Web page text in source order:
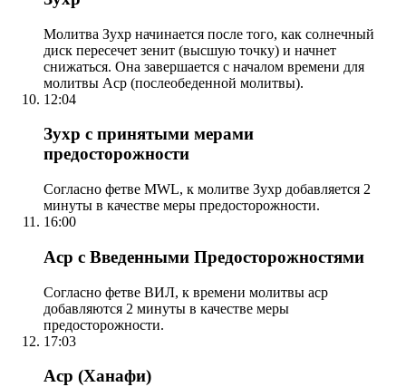
Молитва Зухр начинается после того, как солнечный
диск пересечет зенит (высшую точку) и начнет
снижаться. Она завершается с началом времени для
молитвы Аср (послеобеденной молитвы).
12:04
Зухр с принятыми мерами
предосторожности
Согласно фетве MWL, к молитве Зухр добавляется 2
минуты в качестве меры предосторожности.
16:00
Аср с Введенными Предосторожностями
Согласно фетве ВИЛ, к времени молитвы аср
добавляются 2 минуты в качестве меры
предосторожности.
17:03
Аср (Ханафи)